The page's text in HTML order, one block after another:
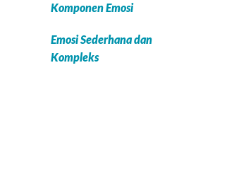
Komponen Emosi
Emosi Sederhana dan
Kompleks